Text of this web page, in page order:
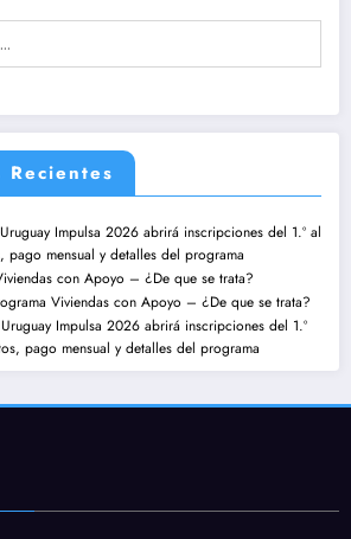
Recientes
Uruguay Impulsa 2026 abrirá inscripciones del 1.º al
pago mensual y detalles del programa
con Apoyo – ¿De que se trata?
Viviendas con Apoyo – ¿De que se trata?
Uruguay Impulsa 2026 abrirá inscripciones del 1.º
pago mensual y detalles del programa